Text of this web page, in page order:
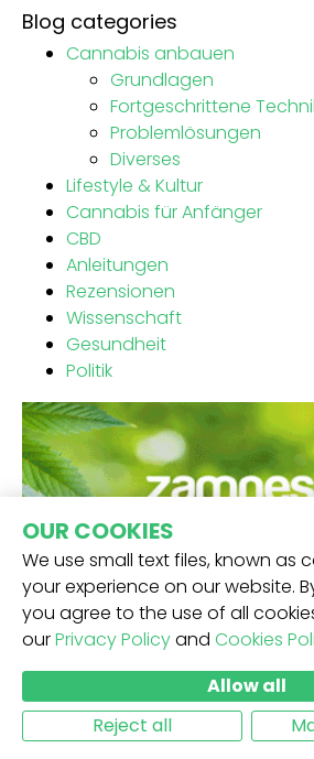
Blog categories
Cannabis anbauen
Grundlagen
Fortgeschrittene
Problemlösungen
Diverses
Lifestyle & Kultur
Cannabis für Anfänger
CBD
Anleitungen
Rezensionen
Wissenschaft
Gesundheit
Politik
OUR COOKIES
We use small text files, known as
your experience on our website.
you agree to the use of all
ourPrivacy Policyand Cookies
Allow all
Reject all